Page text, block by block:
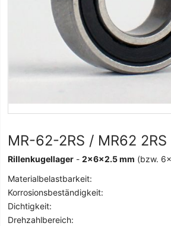
MR-62-2RS / MR62 2RS
Rillenkugellager -2x6x2.5 mm (bzw.
Materialbelastbarkeit:
Korrosionsbeständigkeit:
Dichtigkeit:
Drehzahlbereich: